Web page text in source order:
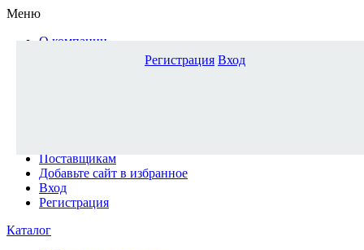
Меню
О компании
Поставщикам
Добавьте сайт в избранное
Вход
Регистрация
Каталог
Регистрация Вход